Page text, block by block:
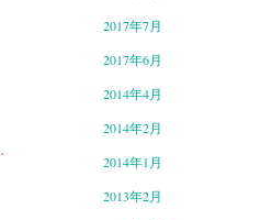
2017年7月
2017年6月
2014年4月
2014年2月
2014年1月
2013年2月